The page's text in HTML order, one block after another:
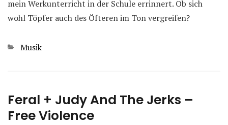
mein Werkunterricht in der Schule errinnert. Ob sich
wohl Töpfer auch des Öfteren im Ton vergreifen?
Kategorien
Musik
Feral + Judy And The Jerks –
Free Violence